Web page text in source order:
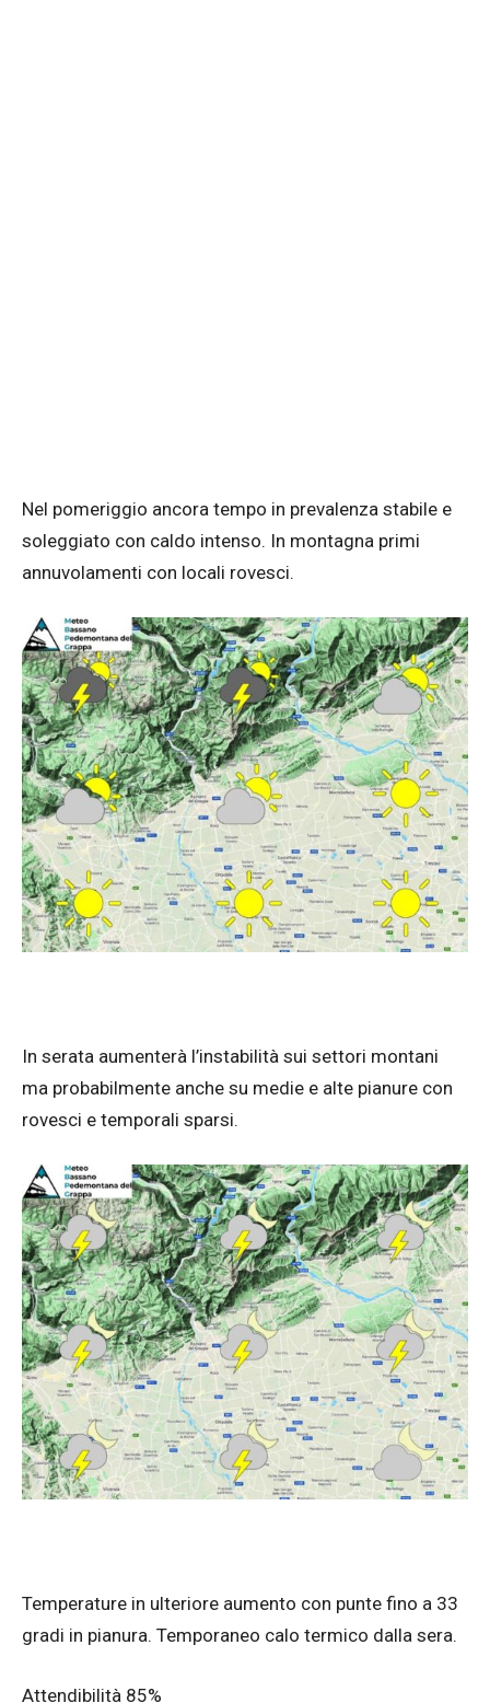
Nel pomeriggio ancora tempo in prevalenza stabile e
soleggiato con caldo intenso. In montagna primi
annuvolamenti con locali rovesci.
In serata aumenterà l’instabilità sui settori montani
ma probabilmente anche su medie e alte pianure con
rovesci e temporali sparsi.
Temperature in ulteriore aumento con punte fino a 33
gradi in pianura. Temporaneo calo termico dalla sera.
Attendibilità 85%